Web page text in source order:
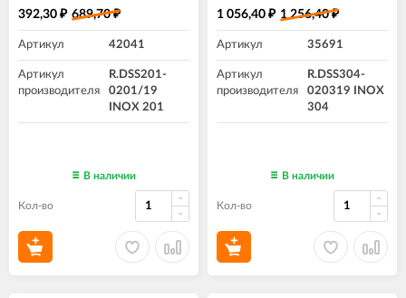
392,30 ₽ 689,70₽
Артикул 42041
Артикул
производителя
R.DSS201-
0201/19
INOX 201
В наличии
Кол-во
1 056,40 ₽ 1 256,40₽
Артикул 35691
Артикул
производителя
R.DSS304-
020319 INOX
304
В наличии
Кол-во